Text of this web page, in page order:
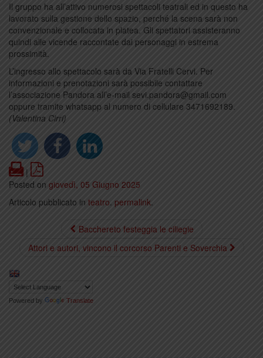
Il gruppo ha all’attivo numerosi spettacoli teatrali ed in questo ha
lavorato sulla gestione dello spazio, perché la scena sarà non
convenzionale e collocata in platea. Gli spettatori assisteranno
quindi alle vicende raccontate dai personaggi in estrema
prossimità.
L’ingresso allo spettacolo sarà da Via Fratelli Cervi. Per
informazioni e prenotazioni sarà possibile contattare
l’associazione Pandora all’e-mail sevi.pandora@gmail.com
oppure tramite whatsapp al numero di cellulare 3471692189.
(Valentina Cirri)
Print
|
Posted on giovedì, 05 Giugno 2025
Articolo pubblicato in teatro. permalink.
Bacchereto festeggia le ciliegie
Attori e autori, vincono il corcorso Parenti e Soverchia
Powered by Translate